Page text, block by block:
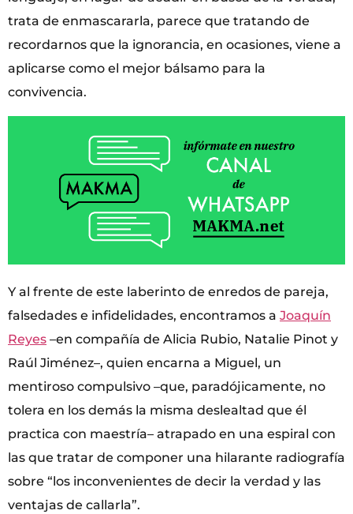
trata de enmascararla, parece que tratando de
recordarnos que la ignorancia, en ocasiones, viene a
aplicarse como el mejor bálsamo para la
convivencia.
Y al frente de este laberinto de enredos de pareja,
falsedades e infidelidades, encontramos a Joaquín
Reyes –en compañía de Alicia Rubio, Natalie Pinot y
Raúl Jiménez–, quien encarna a Miguel, un
mentiroso compulsivo –que, paradójicamente, no
tolera en los demás la misma deslealtad que él
practica con maestría– atrapado en una espiral con
las que tratar de componer una hilarante radiografía
sobre “los inconvenientes de decir la verdad y las
ventajas de callarla”.